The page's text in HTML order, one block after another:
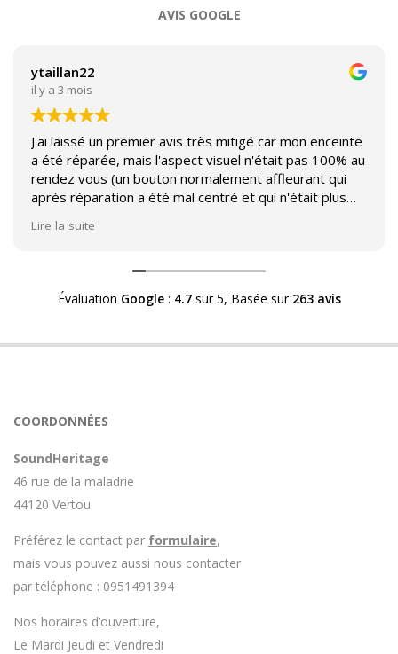
AVIS GOOGLE
ytaillan22
il y a 3 mois
J'ai laissé un premier avis très mitigé car mon enceinte
a été réparée, mais l'aspect visuel n'était pas 100% au
rendez vous (un bouton normalement affleurant qui
après réparation a été mal centré et qui n'était plus
Héritage afin d'échanger sur mon expérience et on
m'a fourni des explications sur le pourquoi cet aspect
visuel.
enceinte n'est plus fabriqué (et donc vendu) et que
Avoir ce genre d'explication est utile et valorisant pour
rendez le matériel.
Lire la suite
Évaluation Google: 4.7sur 5, Basée sur 263 avis
COORDONNÉES
SoundHeritage
46 rue de la maladrie
44120 Vertou
Préférez le contact par formulaire,
mais vous pouvez aussi nous contacter
par téléphone : 0951491394
Nos horaires d’ouverture,
Le Mardi Jeudi et Vendredi